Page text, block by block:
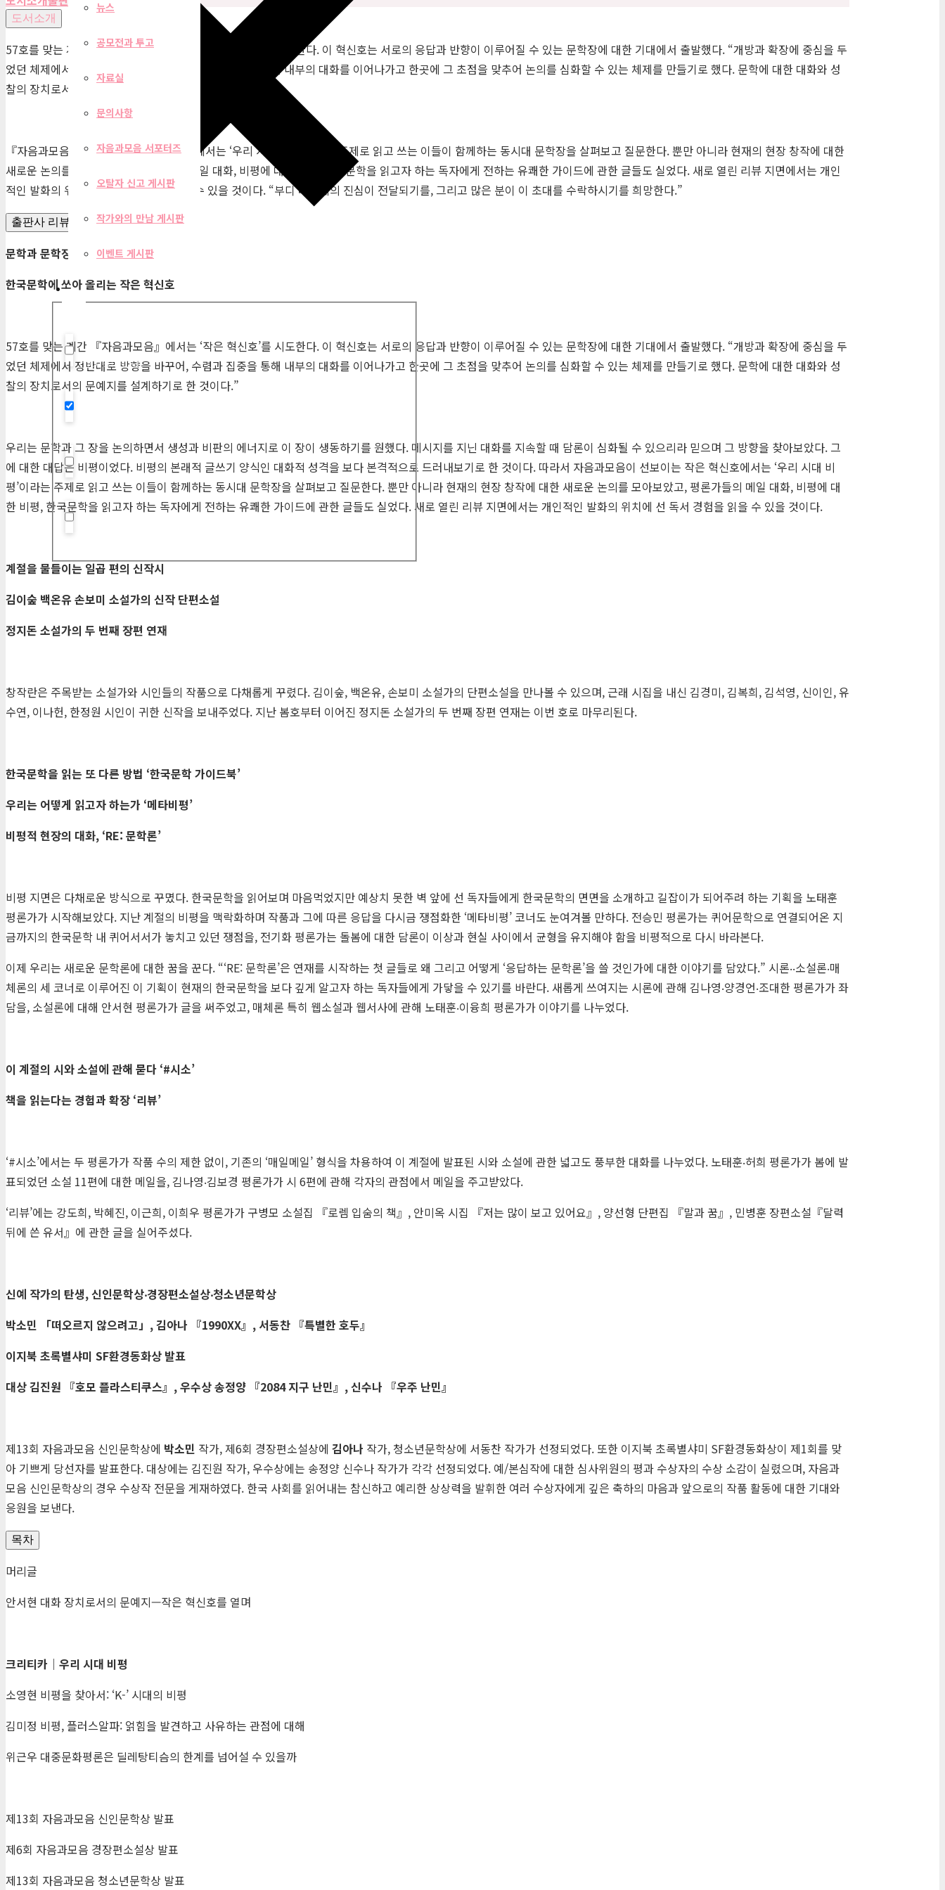
Hidden label
Hidden label
뉴스
공모전과 투고
자료실
문의사항
자음과모음 서포터즈
오탈자 신고 게시판
작가와의 만남 게시판
이벤트 게시판
도서소개
57호를 맞는 계간 『자음과모음』에서는 ‘작은 혁신호’를 시도한다. 이 혁신호는 서로의 응답과 반향이 이루어질 수 있는 문학장에 대한 기대에서 출발했다. “개방과 확장에 중심을 두
었던 체제에서 정반대로 방향을 바꾸어, 수렴과 집중을 통해 내부의 대화를 이어나가고 한곳에 그 초점을 맞추어 논의를 심화할 수 있는 체제를 만들기로 했다. 문학에 대한 대화와 성
찰의 장치로서의 문예지를 설계하기로 한 것이다.”
『자음과모음』이 선보이는 작은 혁신호에서는 ‘우리 시대 비평’이라는 주제로 읽고 쓰는 이들이 함께하는 동시대 문학장을 살펴보고 질문한다. 뿐만 아니라 현재의 현장 창작에 대한
새로운 논의를 모아보았고, 평론가들의 메일 대화, 비평에 대한 비평, 한국문학을 읽고자 하는 독자에게 전하는 유쾌한 가이드에 관한 글들도 실었다. 새로 열린 리뷰 지면에서는 개인
적인 발화의 위치에 선 독서 경험을 읽을 수 있을 것이다. “부디 대화에의 진심이 전달되기를, 그리고 많은 분이 이 초대를 수락하시기를 희망한다.”
출판사 리뷰
문학과 문학장에 대한 질문,응답
한국문학에 쏘아 올리는 작은 혁신호
57호를 맞는 계간 『자음과모음』에서는 ‘작은 혁신호’를 시도한다. 이 혁신호는 서로의 응답과 반향이 이루어질 수 있는 문학장에 대한 기대에서 출발했다. “개방과 확장에 중심을 두
었던 체제에서 정반대로 방향을 바꾸어, 수렴과 집중을 통해 내부의 대화를 이어나가고 한곳에 그 초점을 맞추어 논의를 심화할 수 있는 체제를 만들기로 했다. 문학에 대한 대화와 성
찰의 장치로서의 문예지를 설계하기로 한 것이다.”
우리는 문학과 그 장을 논의하면서 생성과 비판의 에너지로 이 장이 생동하기를 원했다. 메시지를 지닌 대화를 지속할 때 담론이 심화될 수 있으리라 믿으며 그 방향을 찾아보았다. 그
에 대한 대답은 비평이었다. 비평의 본래적 글쓰기 양식인 대화적 성격을 보다 본격적으로 드러내보기로 한 것이다. 따라서 자음과모음이 선보이는 작은 혁신호에서는 ‘우리 시대 비
평’이라는 주제로 읽고 쓰는 이들이 함께하는 동시대 문학장을 살펴보고 질문한다. 뿐만 아니라 현재의 현장 창작에 대한 새로운 논의를 모아보았고, 평론가들의 메일 대화, 비평에 대
한 비평, 한국문학을 읽고자 하는 독자에게 전하는 유쾌한 가이드에 관한 글들도 실었다. 새로 열린 리뷰 지면에서는 개인적인 발화의 위치에 선 독서 경험을 읽을 수 있을 것이다.
계절을 물들이는 일곱 편의 신작시
김이숲 백온유 손보미 소설가의 신작 단편소설
정지돈 소설가의 두 번째 장편 연재
창작란은 주목받는 소설가와 시인들의 작품으로 다채롭게 꾸렸다. 김이숲, 백온유, 손보미 소설가의 단편소설을 만나볼 수 있으며, 근래 시집을 내신 김경미, 김복희, 김석영, 신이인, 유
수연, 이나헌, 한정원 시인이 귀한 신작을 보내주었다. 지난 봄호부터 이어진 정지돈 소설가의 두 번째 장편 연재는 이번 호로 마무리된다.
한국문학을 읽는 또 다른 방법 ‘한국문학 가이드북’
우리는 어떻게 읽고자 하는가 ‘메타비평’
비평적 현장의 대화, ‘RE: 문학론’
비평 지면은 다채로운 방식으로 꾸몄다. 한국문학을 읽어보며 마음먹었지만 예상치 못한 벽 앞에 선 독자들에게 한국문학의 면면을 소개하고 길잡이가 되어주려 하는 기획을 노태훈
평론가가 시작해보았다. 지난 계절의 비평을 맥락화하며 작품과 그에 따른 응답을 다시금 쟁점화한 ‘메타비평’ 코너도 눈여겨볼 만하다. 전승민 평론가는 퀴어문학으로 연결되어온 지
금까지의 한국문학 내 퀴어서서가 놓치고 있던 쟁점을, 전기화 평론가는 돌봄에 대한 담론이 이상과 현실 사이에서 균형을 유지해야 함을 비평적으로 다시 바라본다.
이제 우리는 새로운 문학론에 대한 꿈을 꾼다. “‘RE: 문학론’은 연재를 시작하는 첫 글들로 왜 그리고 어떻게 ‘응답하는 문학론’을 쓸 것인가에 대한 이야기를 담았다.” 시론‧‧소설론‧매
체론의 세 코너로 이루어진 이 기획이 현재의 한국문학을 보다 깊게 알고자 하는 독자들에게 가닿을 수 있기를 바란다. 새롭게 쓰여지는 시론에 관해 김나영‧양경언‧조대한 평론가가 좌
담을, 소설론에 대해 안서현 평론가가 글을 써주었고, 매체론 특히 웹소설과 웹서사에 관해 노태훈‧이융희 평론가가 이야기를 나누었다.
이 계절의 시와 소설에 관해 묻다 ‘#시소’
책을 읽는다는 경험과 확장 ‘리뷰’
‘#시소’에서는 두 평론가가 작품 수의 제한 없이, 기존의 ‘매일메일’ 형식을 차용하여 이 계절에 발표된 시와 소설에 관한 넓고도 풍부한 대화를 나누었다. 노태훈‧허희 평론가가 봄에 발
표되었던 소설 11편에 대한 메일을, 김나영‧김보경 평론가가 시 6편에 관해 각자의 관점에서 메일을 주고받았다.
‘리뷰’에는 강도희, 박혜진, 이근희, 이희우 평론가가 구병모 소설집 『로렘 입숨의 책』, 안미옥 시집 『저는 많이 보고 있어요』, 양선형 단편집 『말과 꿈』, 민병훈 장편소설『달력
뒤에 쓴 유서』에 관한 글을 실어주셨다.
신예 작가의 탄생,신인문학상‧경장편소설상‧청소년문학상
박소민
「떠오르지 않으려고」 ,김아나 『1990XX』 , 서동찬 『특별한 호두』
이지북 초록별샤미 SF환경동화상 발표
대상 김진원 『호모 플라스티쿠스』 ,우수상 송정양 『2084지구 난민』 ,신수나 『우주 난민』
제13회 자음과모음 신인문학상에 박소민 작가, 제6회 경장편소설상에 김아나 작가, 청소년문학상에 서동찬 작가가 선정되었다. 또한 이지북 초록별샤미 SF환경동화상이 제1회를 맞
아 기쁘게 당선자를 발표한다. 대상에는 김진원 작가, 우수상에는 송정양 신수나 작가가 각각 선정되었다. 예/본심작에 대한 심사위원의 평과 수상자의 수상 소감이 실렸으며, 자음과
모음 신인문학상의 경우 수상작 전문을 게재하였다. 한국 사회를 읽어내는 참신하고 예리한 상상력을 발휘한 여러 수상자에게 깊은 축하의 마음과 앞으로의 작품 활동에 대한 기대와
응원을 보낸다.
목차
머리글
안서현 대화 장치로서의 문예지—작은 혁신호를 열며
크리티카 ｜ 우리 시대 비평
소영현 비평을 찾아서: ‘K-’ 시대의 비평
김미정 비평, 플러스알파: 얽힘을 발견하고 사유하는 관점에 대해
위근우 대중문화평론은 딜레탕티슴의 한계를 넘어설 수 있을까
제13회 자음과모음 신인문학상 발표
제6회 자음과모음 경장편소설상 발표
제13회 자음과모음 청소년문학상 발표